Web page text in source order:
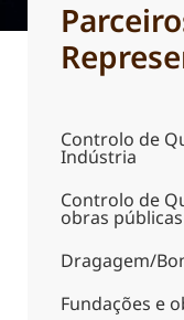
Controlo de
Indústria
Controlo de
obras
Dragagem/
Fundações e